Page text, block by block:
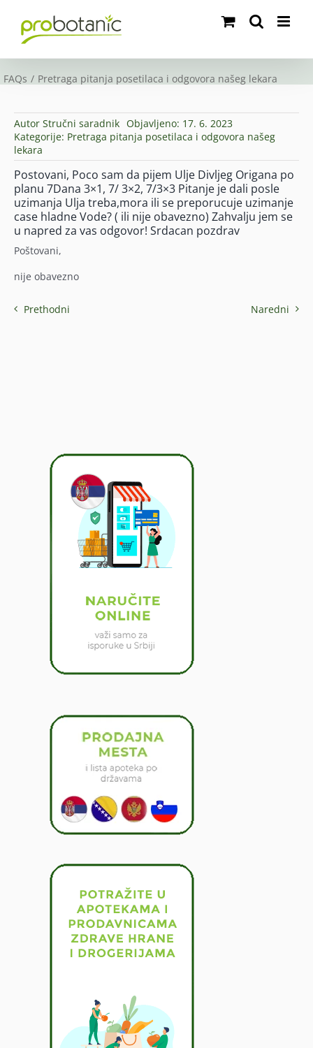
content
FAQs Pretraga pitanja posetilaca i odgovora našeg lekara
Autor Stručni saradnik Objavljeno: 17. 6. 2023
Kategorije: Pretraga pitanja posetilaca i odgovora našeg
lekara
Postovani, Poco sam da pijem Ulje Divljeg Origana po
planu 7Dana 3×1, 7/ 3×2, 7/3×3 Pitanje je dali posle
uzimanja Ulja treba,mora ili se preporucuje uzimanje
case hladne Vode? ( ili nije obavezno) Zahvalju jem se
u napred za vas odgovor! Srdacan pozdrav
Poštovani,
nije obavezno
Prethodni Naredni